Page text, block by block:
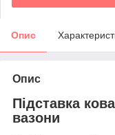
Опис
Опис
Підставка
вазони